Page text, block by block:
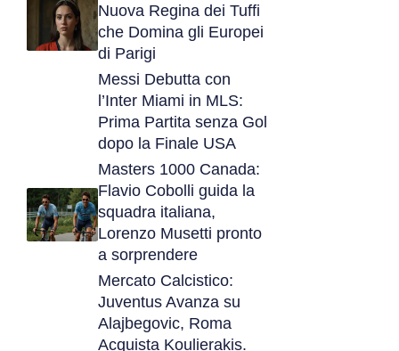
Nuova Regina dei Tuffi
che Domina gli Europei
di Parigi
Messi Debutta con
l’Inter Miami in MLS:
Prima Partita senza Gol
dopo la Finale USA
Masters 1000 Canada:
Flavio Cobolli guida la
squadra italiana,
Lorenzo Musetti pronto
a sorprendere
Mercato Calcistico:
Juventus Avanza su
Alajbegovic, Roma
Acquista Koulierakis.